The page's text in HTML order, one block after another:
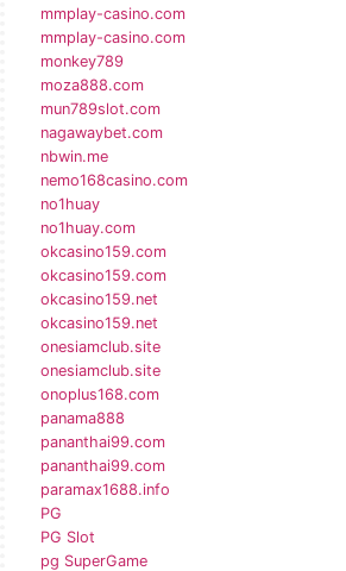
mmplay-casino.com
mmplay-casino.com
monkey789
moza888.com
mun789slot.com
nagawaybet.com
nbwin.me
nemo168casino.com
no1huay
no1huay.com
okcasino159.com
okcasino159.com
okcasino159.net
okcasino159.net
onesiamclub.site
onesiamclub.site
onoplus168.com
panama888
pananthai99.com
pananthai99.com
paramax1688.info
PG
PG Slot
pg SuperGame